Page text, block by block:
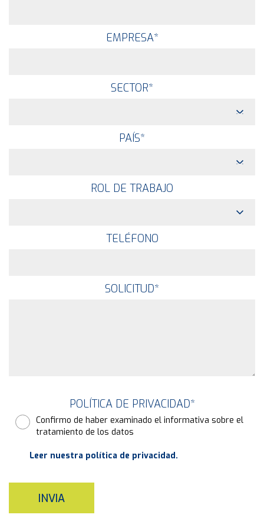
EMPRESA*
SECTOR*
PAÍS*
ROL DE TRABAJO
TELÉFONO
SOLICITUD*
POLÍTICA DE PRIVACIDAD*
Confirmo de haber examinado el informativa sobre el
tratamiento de los datos
Leer nuestra política de privacidad.
INVIA